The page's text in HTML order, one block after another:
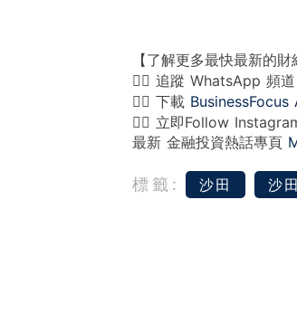
【了解更多最快最新的財
👉🏻 追蹤 WhatsApp 頻道
👉🏻 下載 BusinessFocus
👉🏻 立即Follow
最新 金融投資熱話專頁
標籤: 沙田 沙